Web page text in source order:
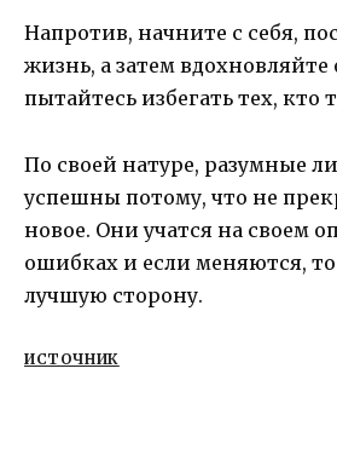
Напротив, начните с себя,
жизнь, а затем
пытайтесь избегать тех, кто
По своей натуре, разумные
успешны потому, что не
новое. Они учатся на своем
ошибках и если меняются, то
лучшую сторону.
ИСТОЧНИК